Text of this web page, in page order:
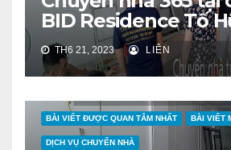
BID Residence Tố
TH6 21, 2023 LIÊN
BÀI VIẾT ĐƯỢC QUAN TÂM NHẤT BÀI VIẾT
DỊCH VỤ CHUYỂN NHÀ